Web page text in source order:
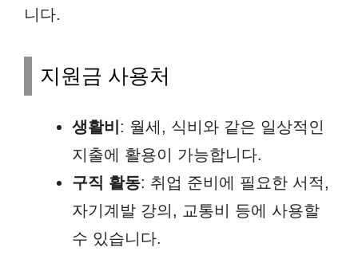
니다.
지원금 사용처
생활비 : 월세, 식비와 같은 일상적인
지출에 활용이 가능합니다.
구직 활동: 취업 준비에 필요한 서적,
자기계발 강의, 교통비 등에 사용할
수 있습니다.